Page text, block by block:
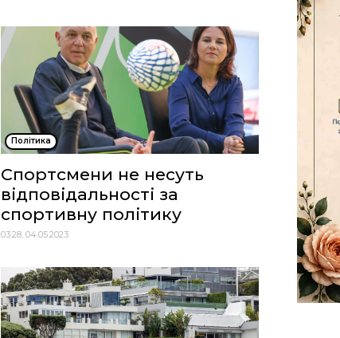
Політика
Спортсмени не несуть
відповідальності за
спортивну політику
03:28, 04.05.2023